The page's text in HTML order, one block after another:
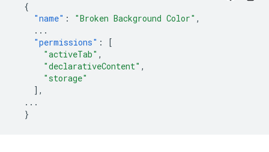
{
"name" : "Broken Background Color" ,
...
"permissions" :
[
"activeTab" ,
"declarativeContent" ,
"storage"
],
...
}